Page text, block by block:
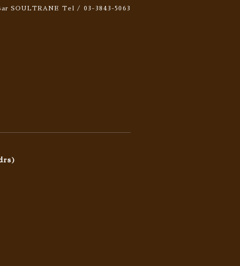
SOULTRANE Tel / 03-3843-5063